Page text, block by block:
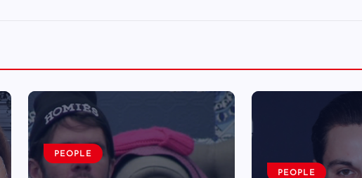
PEOPLE
PEOPLE